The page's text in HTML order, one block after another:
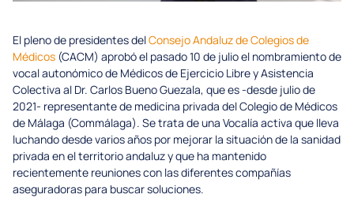
El pleno de presidentes delConsejo Andaluz de Colegios de
Médicos (CACM) aprobó el pasado 10 de julio el nombramiento de
vocal autonómico de Médicos de Ejercicio Libre y Asistencia
Colectiva al Dr. Carlos Bueno Guezala, que es -desde julio de
2021- representante de medicina privada del Colegio de Médicos
de Málaga (Commálaga). Se trata de una Vocalía activa que lleva
luchando desde varios años por mejorar la situación de la sanidad
privada en el territorio andaluz y que ha mantenido
recientemente reuniones con las diferentes compañías
aseguradoras para buscar soluciones.